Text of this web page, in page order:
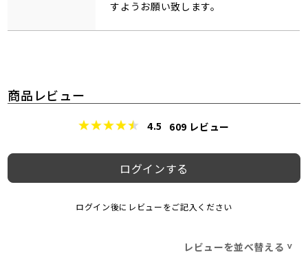
すようお願い致します。
商品レビュー
4.5 609 レビュー
ログインする
ログイン後にレビューをご記入ください
レビューを並べ替える>